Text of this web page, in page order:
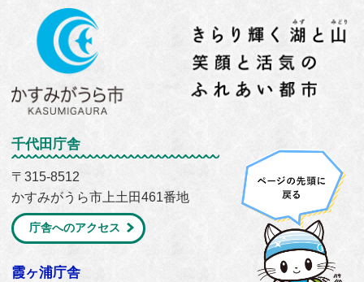
千代田庁舎
〒315-8512
かすみがうら市上土田461番地
庁舎へのアクセス
霞ヶ浦庁舎